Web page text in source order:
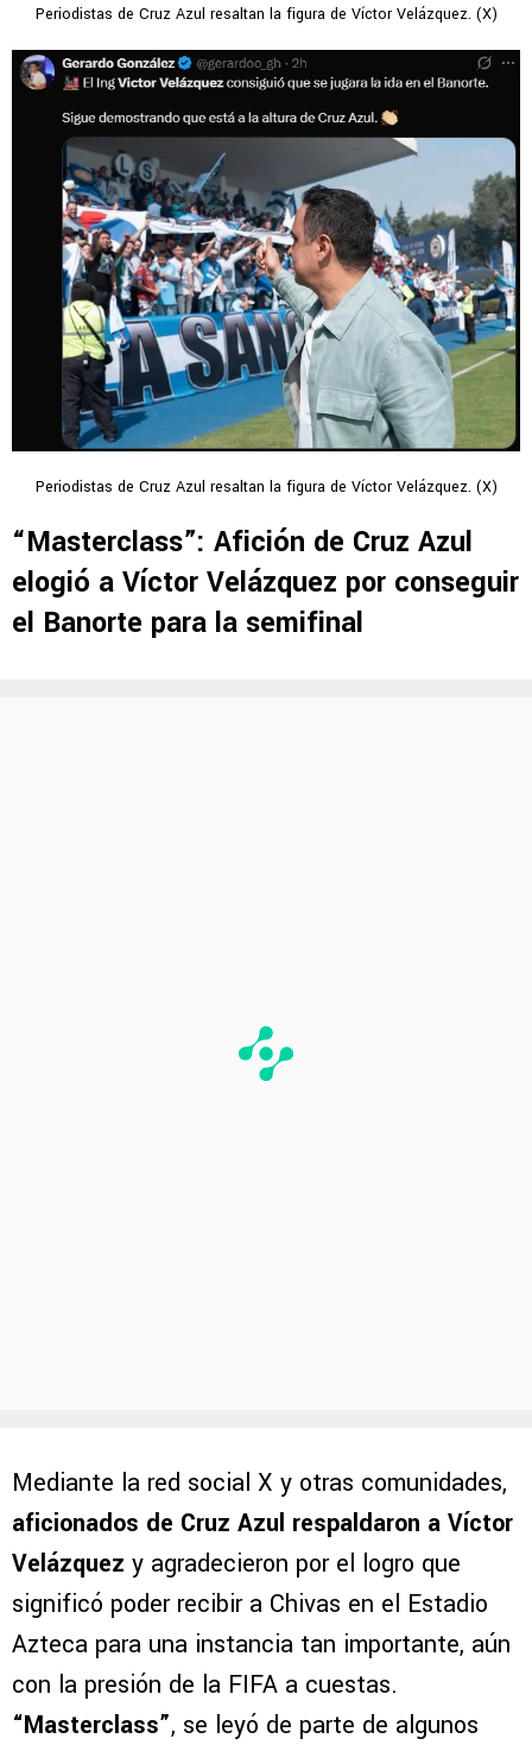
Periodistas de Cruz Azul resaltan la figura de Víctor Velázquez. (X)
Periodistas de Cruz Azul resaltan la figura de Víctor Velázquez. (X)
“Masterclass”: Afición de Cruz Azul
elogió a Víctor Velázquez por conseguir
el Banorte para la semifinal
Mediante la red social X y otras comunidades,
aficionados de Cruz Azul respaldaron a Víctor
Velázquez y agradecieron por el logro que
significó poder recibir a Chivas en el Estadio
Azteca para una instancia tan importante, aún
con la presión de la FIFA a cuestas.
“Masterclass”, se leyó de parte de algunos